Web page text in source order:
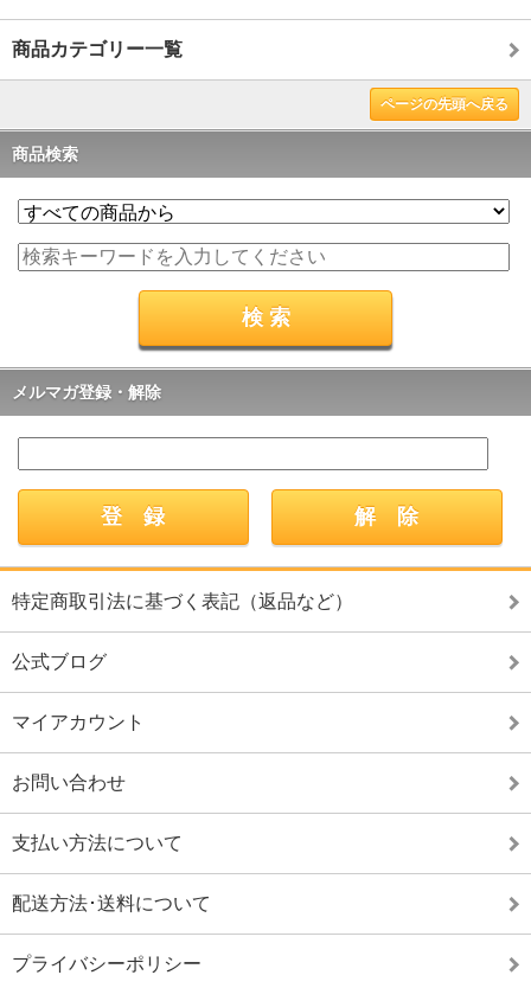
商品カテゴリー一覧
ページの先頭へ戻る
商品検索
メルマガ登録・解除
特定商取引法に基づく表記（返品など）
公式ブログ
マイアカウント
お問い合わせ
支払い方法について
配送方法･送料について
プライバシーポリシー